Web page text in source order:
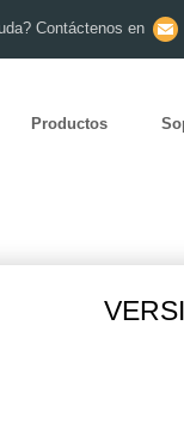
Contáctenos en
Productos